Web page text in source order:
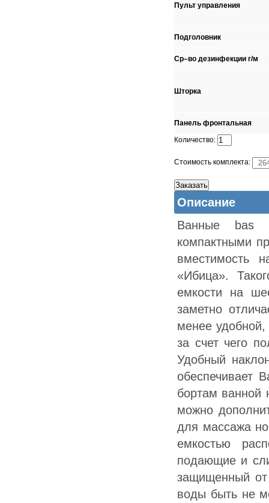
Пульт управления
Подголовник
Ср–во дезинфекции г/м
Шторка
Панель фронтальная
Количество:
Стоимость комплекта:
Описание
Ванные bas
компактными
вместимость
«Ибица».
емкости на
заметно
менее
за счет чего
Удобный
обеспечивает
бортам ванной
можно
для массажа
емкостью
подающие и
защищенный от
воды быть не